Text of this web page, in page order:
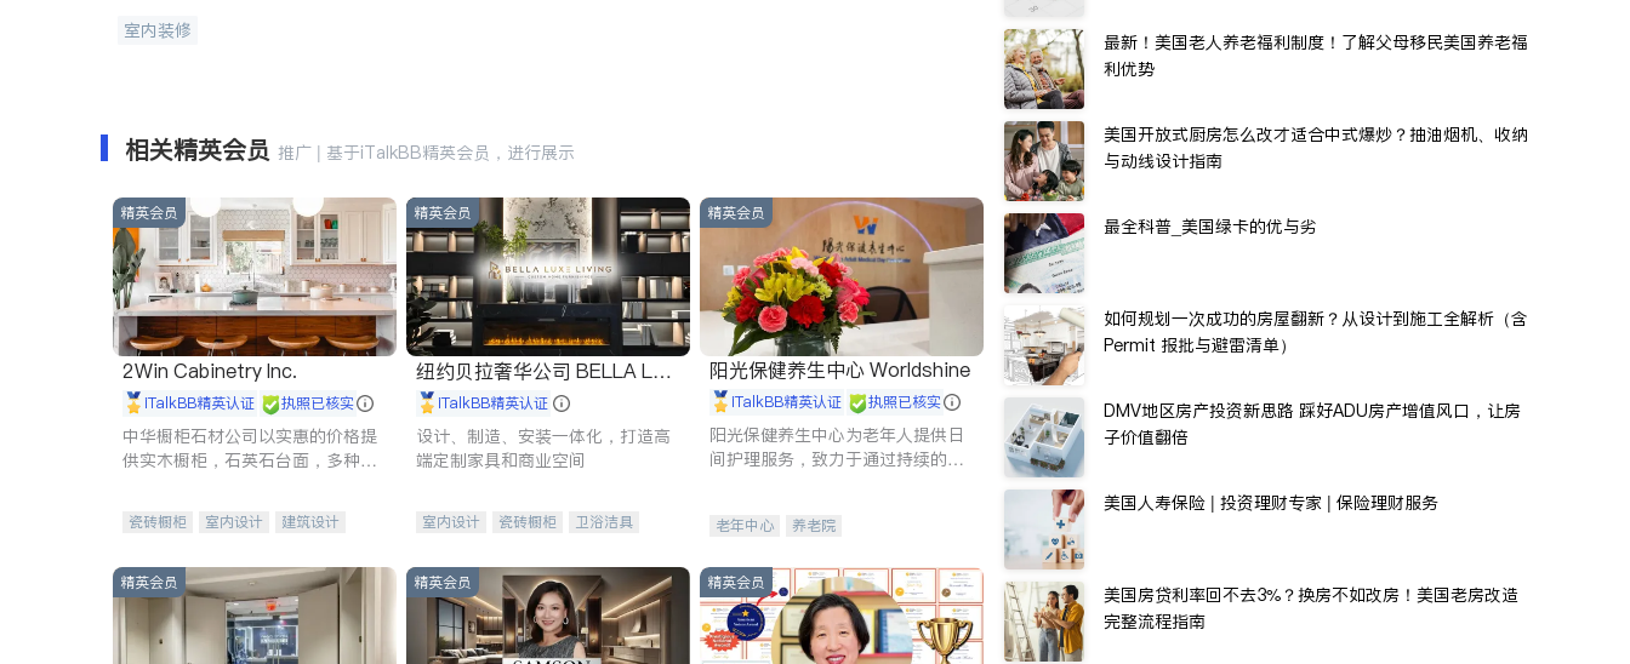
室内装修
相关精英会员 推广 | 基于iTalkBB精英会员，进行展示
精英会员
2Win Cabinetry Inc.
iTalkBB精英认证 执照已核实
中华橱柜石材公司以实惠的价格提
供实木橱柜，石英石台面，多种优
机。品质厨房，家的选择。
瓷砖橱柜 室内设计
建筑设计
精英会员
纽约贝拉奢华公司 BELLA LUX
E iTalkBB精英认证
设计、制造、安装一体化，打造高
端定制家具和商业空间
室内设计 瓷砖橱柜
卫浴洁具
室内装修
精英会员
阳光保健养生中心 Worldshine
iTalkBB精英认证 执照已核实
阳光保健养生中心为老年人提供日
间护理服务，致力于通过持续的护
老年中心 养老院
精英会员 精英会员 精英会员
最新！美国老人养老福利制度！了解父母移民美国养老福
利优势
美国开放式厨房怎么改才适合中式爆炒？抽油烟机、收纳
与动线设计指南
最全科普_美国绿卡的优与劣
如何规划一次成功的房屋翻新？从设计到施工全解析（含
Permit 报批与避雷清单）
DMV地区房产投资新思路 踩好ADU房产增值风口，让房
子价值翻倍
美国人寿保险 | 投资理财专家 | 保险理财服务
美国房贷利率回不去3%？换房不如改房！美国老房改造
完整流程指南